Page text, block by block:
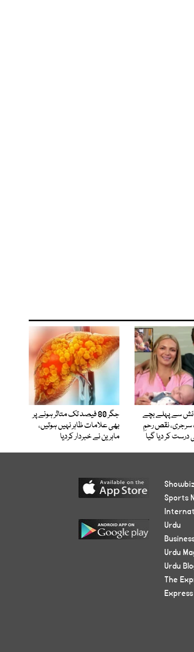
سے پہلے بچے
نقص رحمِ
درست کر دیا گیا
جگر 80 فیصد تک متاثر ہونے پر
بھی علامات ظاہر نہیں ہوتیں،
ماہرین نے خبردار کردیا
Sports
Urdu
Urdu
Urdu
The